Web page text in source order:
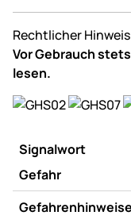
Rechtlicher
Vor Gebrauch
lesen.
Signalwort
Gefahr